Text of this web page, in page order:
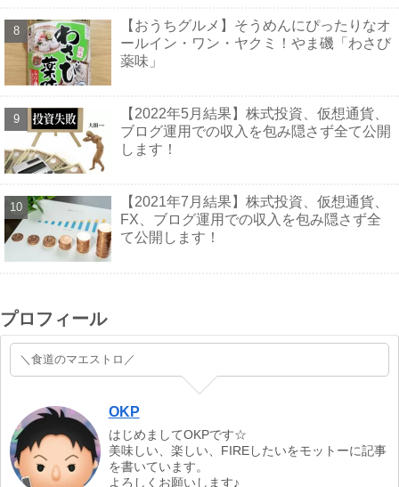
【おうちグルメ】そうめんにぴったりなオ
ールイン・ワン・ヤクミ！やま磯「わさび
薬味」
【2022年5月結果】株式投資、仮想通貨、
ブログ運用での収入を包み隠さず全て公開
します！
【2021年7月結果】株式投資、仮想通貨、
FX、ブログ運用での収入を包み隠さず全
て公開します！
プロフィール
＼食道のマエストロ／
OKP
はじめましてOKPです☆
美味しい、楽しい、FIREしたいをモットーに記事
を書いています。
よろしくお願いします♪